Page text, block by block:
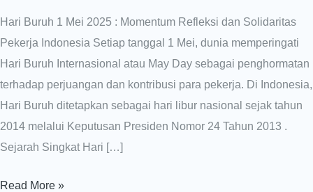
Hari Buruh 1 Mei 2025 : Momentum Refleksi dan Solidaritas
Pekerja Indonesia Setiap tanggal 1 Mei, dunia memperingati
Hari Buruh Internasional atau May Day sebagai penghormatan
terhadap perjuangan dan kontribusi para pekerja. Di Indonesia,
Hari Buruh ditetapkan sebagai hari libur nasional sejak tahun
2014 melalui Keputusan Presiden Nomor 24 Tahun 2013 .​
Sejarah Singkat Hari […]
Read More »